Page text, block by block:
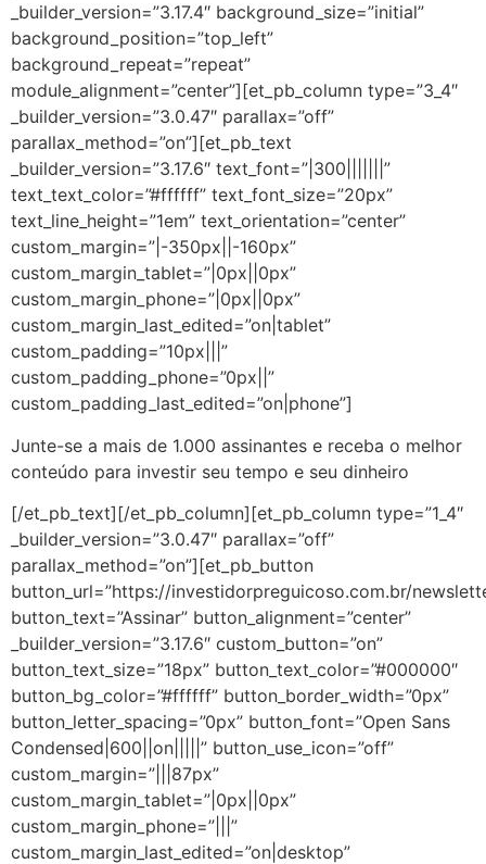
_builder_version=”3.17.4″ background_size=”initial”
background_position=”top_left”
background_repeat=”repeat”
module_alignment=”center”][et_pb_column type=”3_4″
_builder_version=”3.0.47″ parallax=”off”
parallax_method=”on”][et_pb_text
_builder_version=”3.17.6″ text_font=”|300|||||||”
text_text_color=”#ffffff” text_font_size=”20px”
text_line_height=”1em” text_orientation=”center”
custom_margin=”|-350px||-160px”
custom_margin_tablet=”|0px||0px”
custom_margin_phone=”|0px||0px”
custom_margin_last_edited=”on|tablet”
custom_padding=”10px|||”
custom_padding_phone=”0px||”
custom_padding_last_edited=”on|phone”]
Junte-se a mais de 1.000 assinantes e receba o melhor
conteúdo para investir seu tempo e seu dinheiro
[/et_pb_text][/et_pb_column][et_pb_column type=”1_4″
_builder_version=”3.0.47″ parallax=”off”
parallax_method=”on”][et_pb_button
button_url=”https://investidorpreguicoso.com.br/
button_text=”Assinar” button_alignment=”center”
_builder_version=”3.17.6″ custom_button=”on”
button_text_size=”18px” button_text_color=”#000000″
button_bg_color=”#ffffff” button_border_width=”0px”
button_letter_spacing=”0px” button_font=”Open Sans
Condensed|600||on|||||” button_use_icon=”off”
custom_margin=”|||87px”
custom_margin_tablet=”|0px||0px”
custom_margin_phone=”|||”
custom_margin_last_edited=”on|desktop”